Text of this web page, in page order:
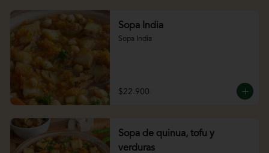
Sopa India
Sopa India
$22.900
Sopa de quinua, tofu y
verduras